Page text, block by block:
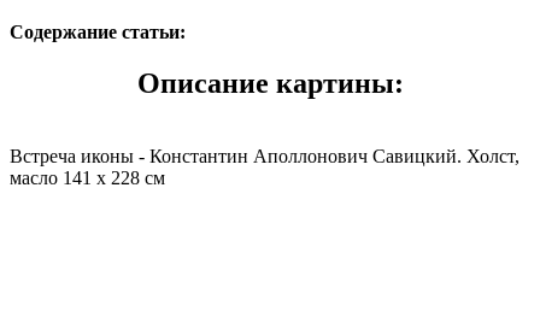
Содержание статьи:
Описание картины:
Встреча иконы - Константин Аполлонович Савицкий. Холст,
масло 141 x 228 см